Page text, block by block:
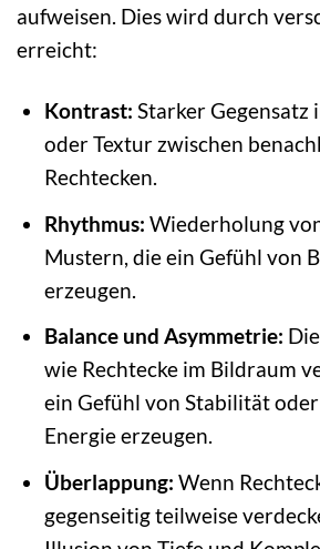
aufweisen. Dies wird durch
erreicht:
Kontrast: Starker Gegensatz
oder Textur zwischen
Rechtecken.
Rhythmus: Wiederholung
Mustern, die ein Gefühl von
erzeugen.
Balance und Asymmetrie:
wie Rechtecke im Bildraum
ein Gefühl von Stabilität
Energie erzeugen.
Überlappung: Wenn
gegenseitig teilweise